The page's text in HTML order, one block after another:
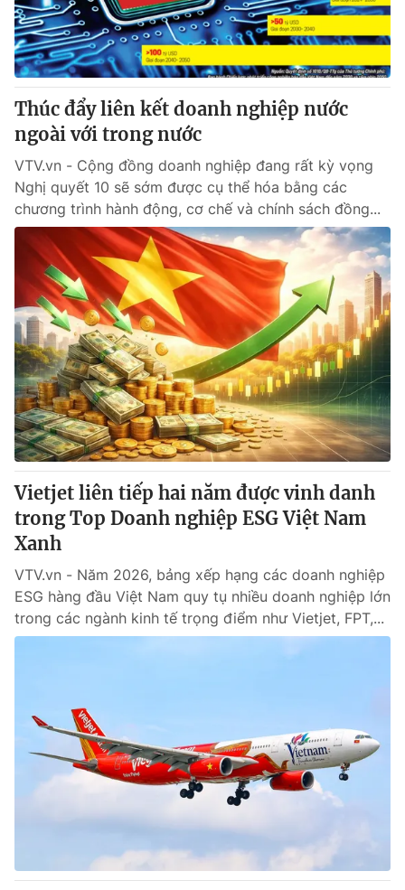
® Cấm sao chép dưới mọi hình thức nếu không có sự chấp
thuận bằng văn bản. Ghi rõ nguồn VTV.vn khi phát hành lại
thông tin từ website này.
Thúc đẩy liên kết doanh nghiệp nước
ngoài với trong nước
VTV.vn - Cộng đồng doanh nghiệp đang rất kỳ vọng
Nghị quyết 10 sẽ sớm được cụ thể hóa bằng các
chương trình hành động, cơ chế và chính sách đồng...
Vietjet liên tiếp hai năm được vinh danh
trong Top Doanh nghiệp ESG Việt Nam
Xanh
VTV.vn - Năm 2026, bảng xếp hạng các doanh nghiệp
ESG hàng đầu Việt Nam quy tụ nhiều doanh nghiệp lớn
trong các ngành kinh tế trọng điểm như Vietjet, FPT,...